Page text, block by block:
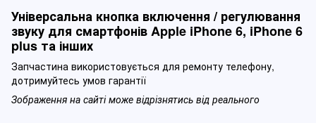
Універсальна кнопка включення / регулювання
звуку для смартфонів Apple iPhone 6, iPhone 6
plus та інших
Запчастина використовується для ремонту телефону,
дотримуйтесь умов гарантії
Зображення на сайті може відрізнятись від реального